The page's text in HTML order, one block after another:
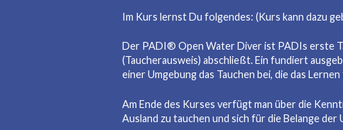
Im Kurs lernst Du folgendes: (Kurs kann dazu
Der PADI® Open Water Diver ist PADIs erste
(Taucherausweis) abschließt. Ein fundiert
einer Umgebung das Tauchen bei, die das
Am Ende des Kurses verfügt man über die
Ausland zu tauchen und sich für die Belange